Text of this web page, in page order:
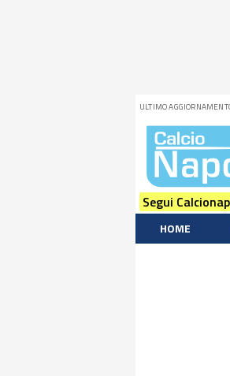
ULTIMO
Segui
HOME